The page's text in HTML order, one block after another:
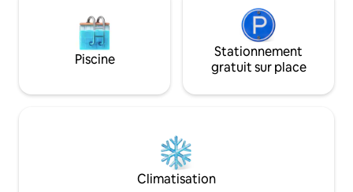
Piscine
Stationnement
gratuit sur place
Climatisation